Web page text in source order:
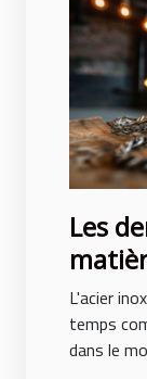
Les
L'acier
temps
dans le